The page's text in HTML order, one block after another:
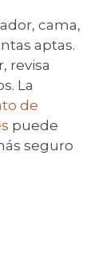
cama,
aptas.
revisa
La
de
puede
seguro